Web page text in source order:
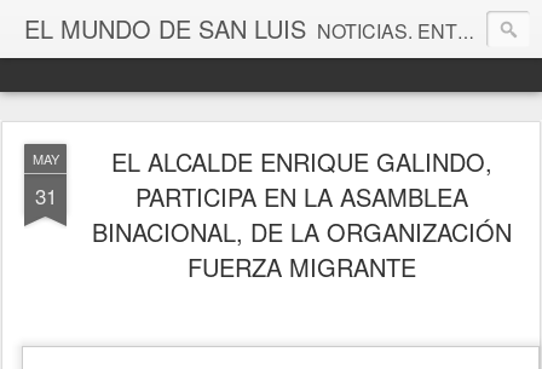
EL MUNDO DE SAN LUIS NOTICIAS. ENTRETENIMIENTO. EDITORIALES. CANAL DE VÍDEOS. GALERÍA DE FOTOGRAFÍAS.
MAY
31
EL ALCALDE ENRIQUE GALINDO,
PARTICIPA EN LA ASAMBLEA
BINACIONAL, DE LA ORGANIZACIÓN
FUERZA MIGRANTE